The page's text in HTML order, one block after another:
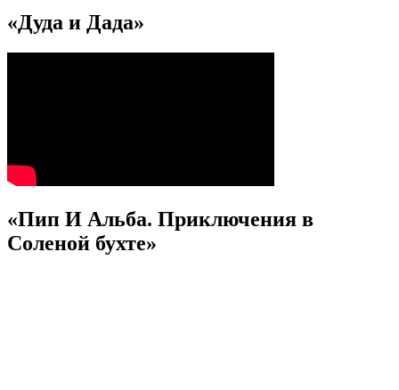
«Дуда и Дада»
«Пип И Альба. Приключения в
Соленой бухте»